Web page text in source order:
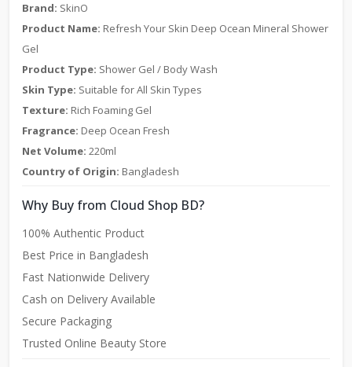
Brand: SkinO
Product Name: Refresh Your Skin Deep Ocean Mineral Shower
Gel
Product Type: Shower Gel / Body Wash
Skin Type: Suitable for All Skin Types
Texture: Rich Foaming Gel
Fragrance: Deep Ocean Fresh
Net Volume: 220ml
Country of Origin: Bangladesh
Why Buy from Cloud Shop BD?
100% Authentic Product
Best Price in Bangladesh
Fast Nationwide Delivery
Cash on Delivery Available
Secure Packaging
Trusted Online Beauty Store